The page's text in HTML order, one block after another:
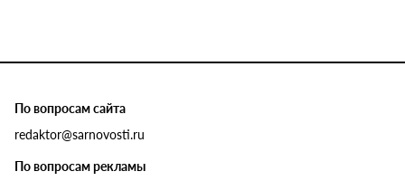
По вопросам сайта
redaktor@sarnovosti.ru
По вопросам рекламы